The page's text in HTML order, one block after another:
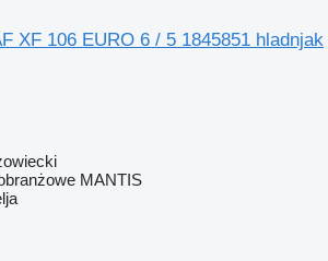
XF 106 EURO 6 / 5 1845851 hladnjak
MANTIS